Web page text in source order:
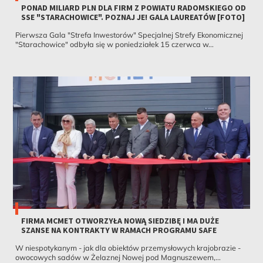
PONAD MILIARD PLN DLA FIRM Z POWIATU RADOMSKIEGO OD
SSE "STARACHOWICE". POZNAJ JE! GALA LAUREATÓW [FOTO]
Pierwsza Gala "Strefa Inwestorów" Specjalnej Strefy Ekonomicznej
"Starachowice" odbyła się w poniedziałek 15 czerwca w...
FIRMA MCMET OTWORZYŁA NOWĄ SIEDZIBĘ I MA DUŻE
SZANSE NA KONTRAKTY W RAMACH PROGRAMU SAFE
W niespotykanym - jak dla obiektów przemysłowych krajobrazie -
owocowych sadów w Żelaznej Nowej pod Magnuszewem,...